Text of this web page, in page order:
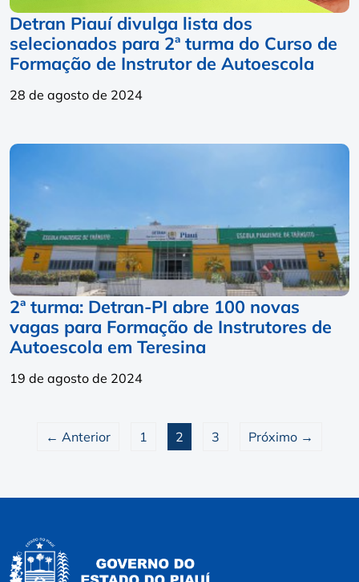
Detran Piauí divulga lista dos
selecionados para 2ª turma do Curso de
Formação de Instrutor de Autoescola
28 de agosto de 2024
2ª turma: Detran-PI abre 100 novas
vagas para Formação de Instrutores de
Autoescola em Teresina
19 de agosto de 2024
← Anterior 1 2 3 Próximo →